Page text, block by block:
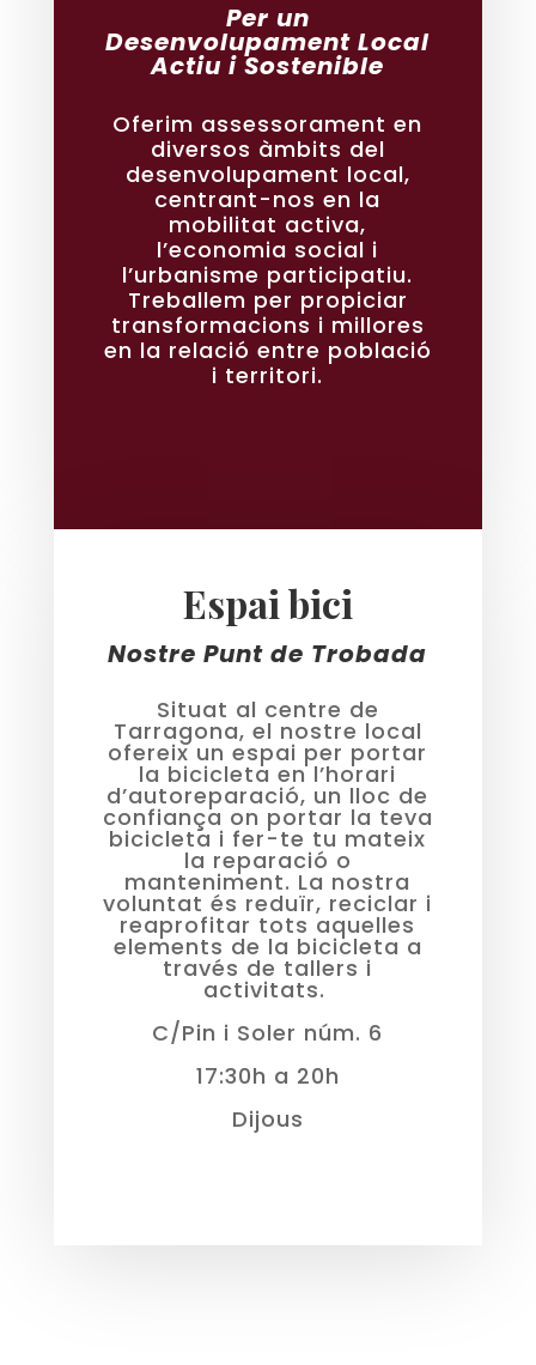
Per un
Desenvolupament Local
Actiu i Sostenible
Oferim assessorament en
diversos àmbits del
desenvolupament local,
centrant-nos en la
mobilitat activa,
l’economia social i
l’urbanisme participatiu.
Treballem per propiciar
transformacions i millores
en la relació entre població
i territori.
Espai bici
Nostre Punt de Trobada
Situat al centre de
Tarragona, el nostre local
ofereix un espai per portar
la bicicleta en l’horari
d’autoreparació, un lloc de
confiança on portar la teva
bicicleta i fer-te tu mateix
la reparació o
manteniment. La nostra
voluntat és reduïr, reciclar i
reaprofitar tots aquelles
elements de la bicicleta a
través de tallers i
activitats.
C/Pin i Soler núm. 6
17:30h a 20h
Dijous